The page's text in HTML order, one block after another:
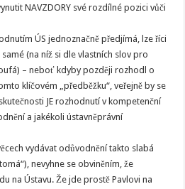
NAVZDORY své rozdílné pozici vůči
ÚS jednoznačně předjímá, lze říci
(na níž si dle vlastních slov pro
– neboť kdyby později rozhodl o
klíčovém „předběžku“, veřejně by se
JE rozhodnutí v kompetenční
a jakékoli ústavněprávní
vydávat odůvodnění takto slabá
nevyhne se obviněním, že
na Ústavu. Že jde prostě Pavlovi na